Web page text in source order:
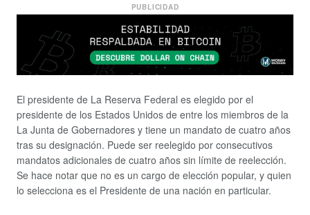
PUBLICIDAD
El presidente de La Reserva Federal es elegido por el
presidente de los Estados Unidos de entre los miembros de la
La Junta de Gobernadores y tiene un mandato de cuatro años
tras su designación. Puede ser reelegido por consecutivos
mandatos adicionales de cuatro años sin límite de reelección.
Se hace notar que no es un cargo de elección popular, y quien
lo selecciona es el Presidente de una nación en particular.